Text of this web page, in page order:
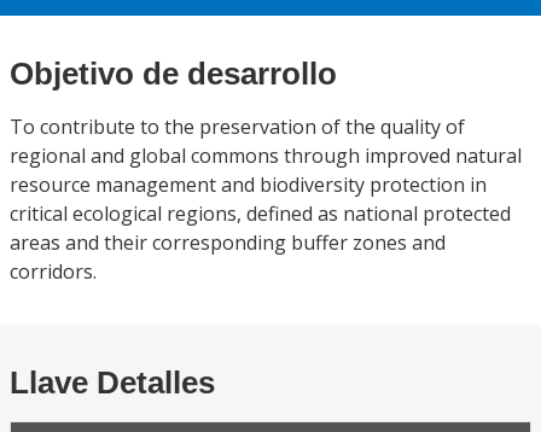
Objetivo de desarrollo
To contribute to the preservation of the quality of
regional and global commons through improved natural
resource management and biodiversity protection in
critical ecological regions, defined as national protected
areas and their corresponding buffer zones and
corridors.
Llave Detalles